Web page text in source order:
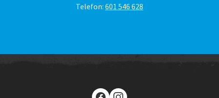
Telefon: 601 546 628